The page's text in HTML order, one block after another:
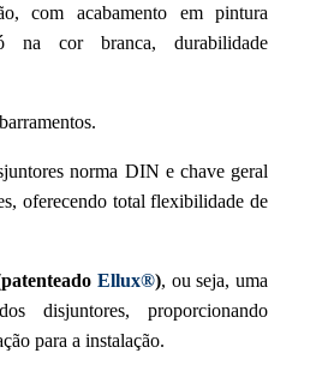
com acabamento em pintura
na cor branca, durabilidade
norma DIN e chave geral
oferecendo total flexibilidade de
Ellux®), ou seja, uma
disjuntores, proporcionando
para a instalação.